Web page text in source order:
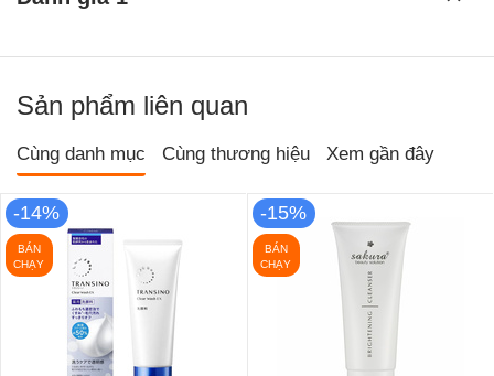
Sản phẩm liên quan
Cùng danh mục Cùng thương hiệu Xem gần đây
-14%
BÁN
CHẠY
-15%
BÁN
CHẠY